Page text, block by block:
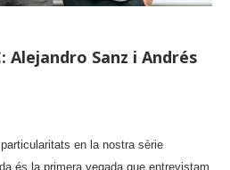
Alejandro Sanz i Andrés
en la nostra sèrie
és la primera vegada que entrevistam